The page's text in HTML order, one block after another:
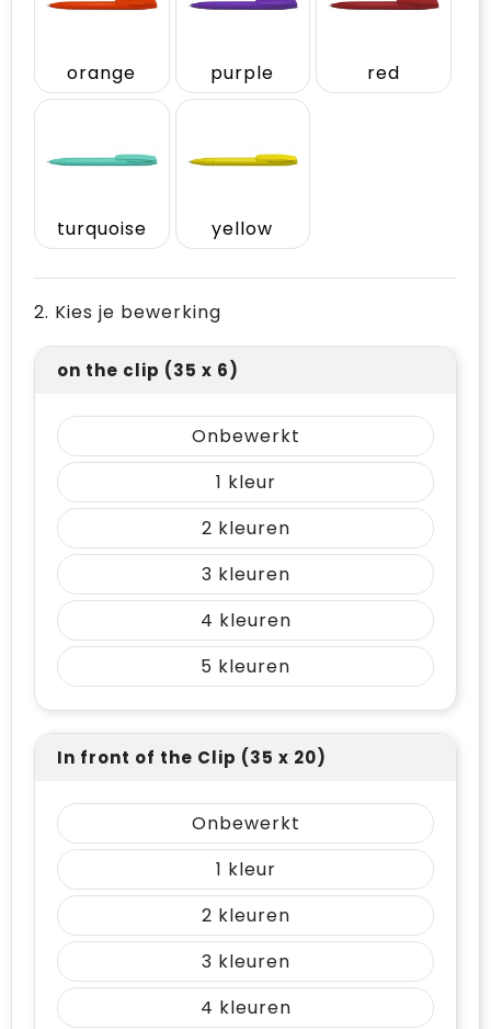
orange purple red
turquoise yellow
2. Kies je bewerking
on the clip (35 x 6)
Onbewerkt
1
2
3
4
5
In front of the Clip (35 x 20)
Onbewerkt
1
2
3
4